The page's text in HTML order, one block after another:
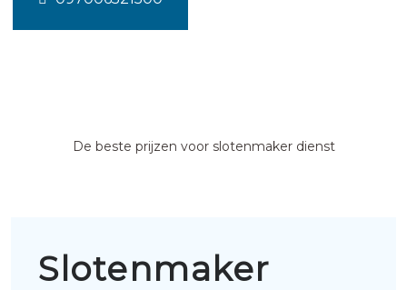
De beste prijzen voor slotenmaker dienst
Slotenmaker